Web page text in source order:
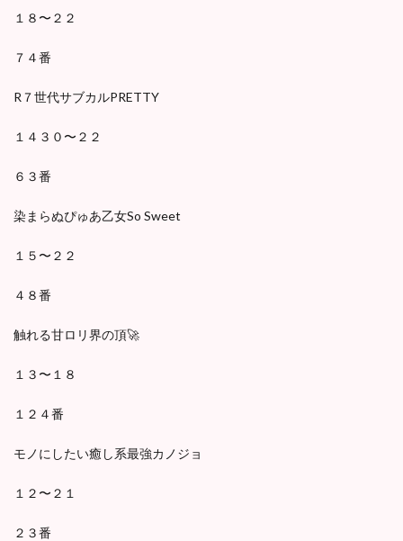
１８〜２２
７４番
R７世代サブカルPRETTY
１４３０〜２２
６３番
染まらぬぴゅあ乙女So Sweet
１５〜２２
４８番
触れる甘ロリ界の頂🚀
１３〜１８
１２４番
モノにしたい癒し系最強カノジョ
１２〜２１
２３番